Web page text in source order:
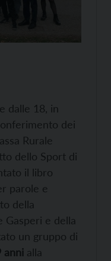
dalle 18, in
dei
Rurale
dello Sport di
il libro
parole e
della
Gasperi e della
un gruppo di
anni alla